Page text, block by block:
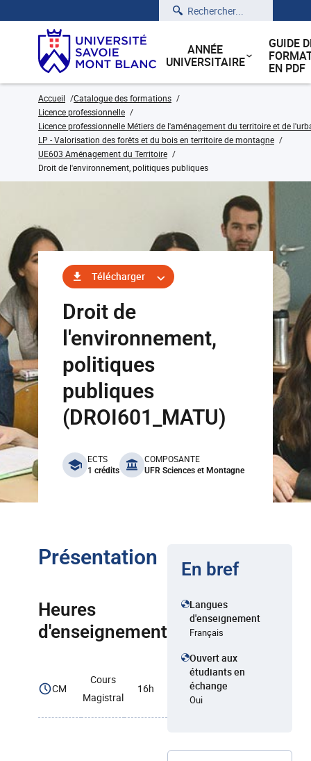
Rechercher
ANNÉE
UNIVERSITAIRE
GUIDE
EN PDF
Accueil
Catalogue des formations
Licence professionnelle
Licence professionnelle Métiers de l'aménagement du territoire et de
LP - Valorisation des forêts et du bois en territoire de montagne
UE603 Aménagement du Territoire
Droit de l'environnement, politiques publiques
Télécharger
Droit de
l'environnement,
politiques
publiques
(DROI601_MATU)
benefits
ECTS
1 crédits
COMPOSANTE
UFR Sciences et Montagne
Présentation
Heures
d'enseignement
CM
Cours
Magistral
16h
En bref
Langues
d'enseignement
Français
Ouvert aux
étudiants en
échange
Oui